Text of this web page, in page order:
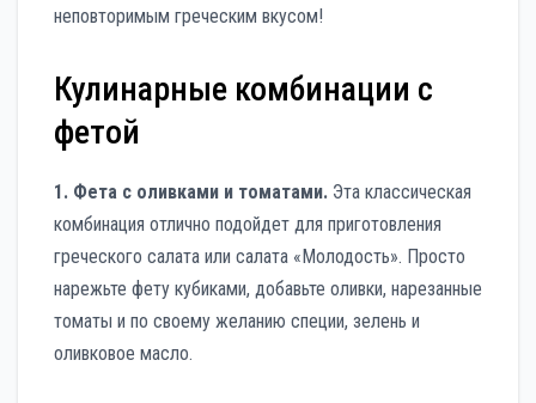
неповторимым греческим вкусом!
Кулинарные комбинации с
фетой
1. Фета с оливками и томатами. Эта классическая
комбинация отлично подойдет для приготовления
греческого салата или салата «Молодость». Просто
нарежьте фету кубиками, добавьте оливки, нарезанные
томаты и по своему желанию специи, зелень и
оливковое масло.